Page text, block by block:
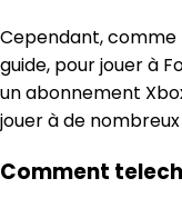
Cependant, comme
guide, pour jouer à
un abonnement
jouer à de
Comment